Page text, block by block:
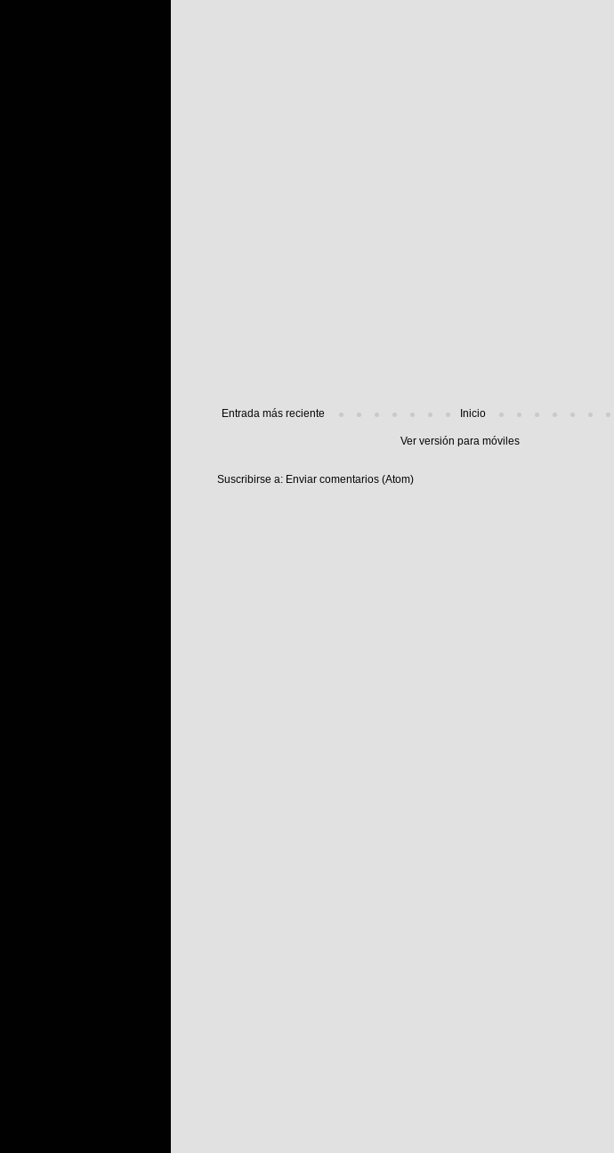
Entrada más reciente Inicio
Ver versión para móviles
Suscribirse a: Enviar comentarios (Atom)